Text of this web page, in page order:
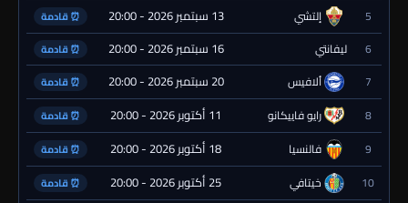
5 إلتشي 13 سبتمبر 2026 - 20:00 ⏰ قادمة
6 ليفانتي 16 سبتمبر 2026 - 20:00 ⏰ قادمة
7 ألافيس 20 سبتمبر 2026 - 20:00 ⏰ قادمة
8 رايو فاييكانو 11 أكتوبر 2026 - 20:00 ⏰ قادمة
9 فالنسيا 18 أكتوبر 2026 - 20:00 ⏰ قادمة
10 خيتافي 25 أكتوبر 2026 - 20:00 ⏰ قادمة